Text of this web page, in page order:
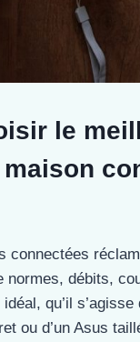
le
connectées
normes, débits,
qu’il
ou d’un Asus